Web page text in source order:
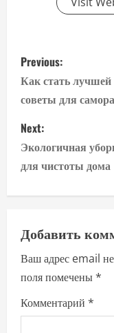
P
o
s
t
n
a
v
i
g
a
Previous:
Как стать лучшей
советы для
Next:
Экологичная
для чистоты дома
Добавить
Ваш адрес email не
поля помечены*
Комментарий *